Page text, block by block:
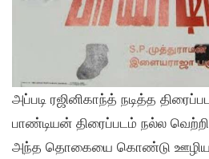
அப்படி ரஜினிகாந்த் நடித்த
பாண்டியன் திரைப்படம் நல்ல
அந்த தொகையை கொண்டு